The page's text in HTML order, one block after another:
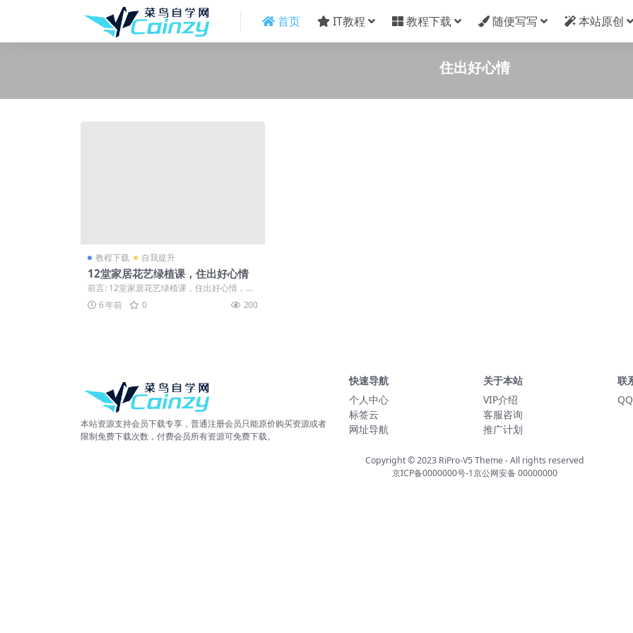
首页 IT教程 教程下载 随便写写 本站原创
住出好心情
教程下载 自我提升
12堂家居花艺绿植课，住出好心情
前言: 12堂家居花艺绿植课，住出好心情，喜
欢就下载吧。 正文: 在钢筋水泥的城...
6 年前 0 200
本站资源支持会员下载专享，普通注册会员只能原价购买资源或者
限制免费下载次数，付费会员所有资源可免费下载。
快速导航
个人中心
标签云
网址导航
关于本站
VIP介绍
客服咨询
推广计划
联
Copyright © 2023 RiPro-V5 Theme- All rights reserved
京ICP备0000000号-1京公网安备 00000000